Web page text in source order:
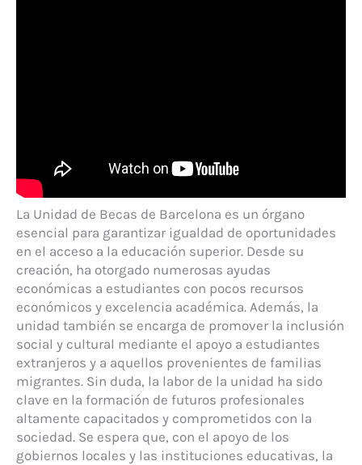
La Unidad de Becas de Barcelona es un órgano
esencial para garantizar igualdad de oportunidades
en el acceso a la educación superior. Desde su
creación, ha otorgado numerosas ayudas
económicas a estudiantes con pocos recursos
económicos y excelencia académica. Además, la
unidad también se encarga de promover la inclusión
social y cultural mediante el apoyo a estudiantes
extranjeros y a aquellos provenientes de familias
migrantes. Sin duda, la labor de la unidad ha sido
clave en la formación de futuros profesionales
altamente capacitados y comprometidos con la
sociedad. Se espera que, con el apoyo de los
gobiernos locales y las instituciones educativas, la